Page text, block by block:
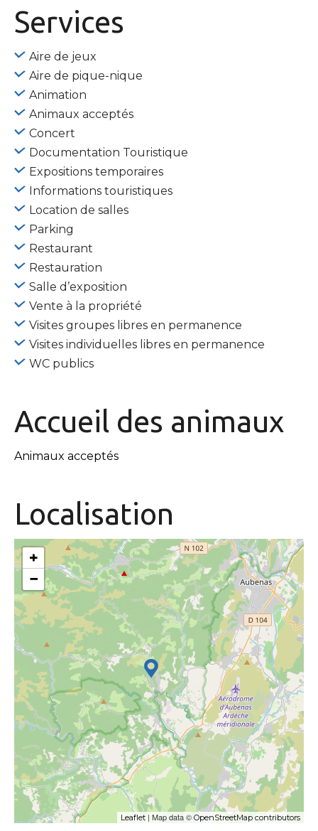
Services
Aire de jeux
Aire de pique-nique
Animation
Animaux acceptés
Concert
Documentation Touristique
Expositions temporaires
Informations touristiques
Location de salles
Parking
Restaurant
Restauration
Salle d’exposition
Vente à la propriété
Visites groupes libres en permanence
Visites individuelles libres en permanence
WC publics
Accueil des animaux
Animaux acceptés
Localisation
+
−
Leaflet | Map data © OpenStreetMap contributors